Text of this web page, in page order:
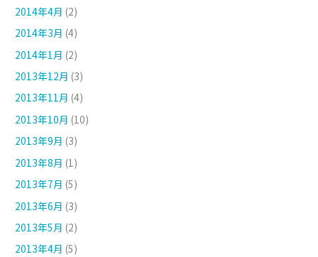
2014年4月 (2)
2014年3月 (4)
2014年1月 (2)
2013年12月 (3)
2013年11月 (4)
2013年10月 (10)
2013年9月 (3)
2013年8月 (1)
2013年7月 (5)
2013年6月 (3)
2013年5月 (2)
2013年4月 (5)